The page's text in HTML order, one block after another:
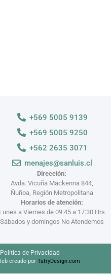
Dirección:
Avda. Vicuña Mackenna 844,
Ñuñoa, Región Metropolitana
Horarios de atención:
Lunes a Viernes de 09:45 a 17:30 Hrs
Sábados y domingos No Atendemos
+569 5005 9139
+569 5005 9250
+562 2635 3071
menajes@sanluis.cl
Política de Privacidad
creado por TatryDesign.com